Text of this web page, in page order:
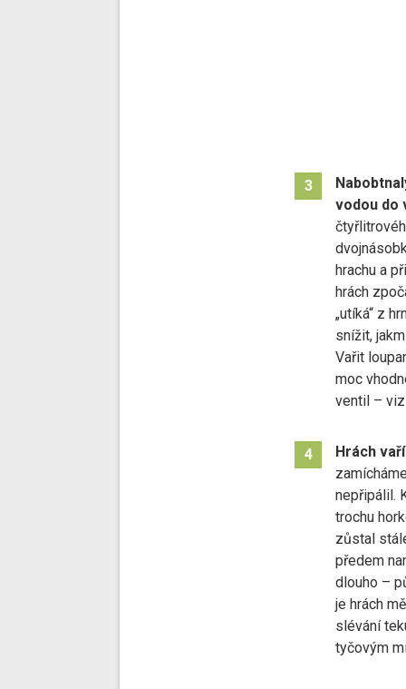
3
vodou do
hrachu a
hrách
„utíká“ z
snížit,
Vařit
moc
ventil –
4
Hrách
nepřipálil.
trochu
zůstal
předem
dlouho –
je hrách
slévání
tyčovým